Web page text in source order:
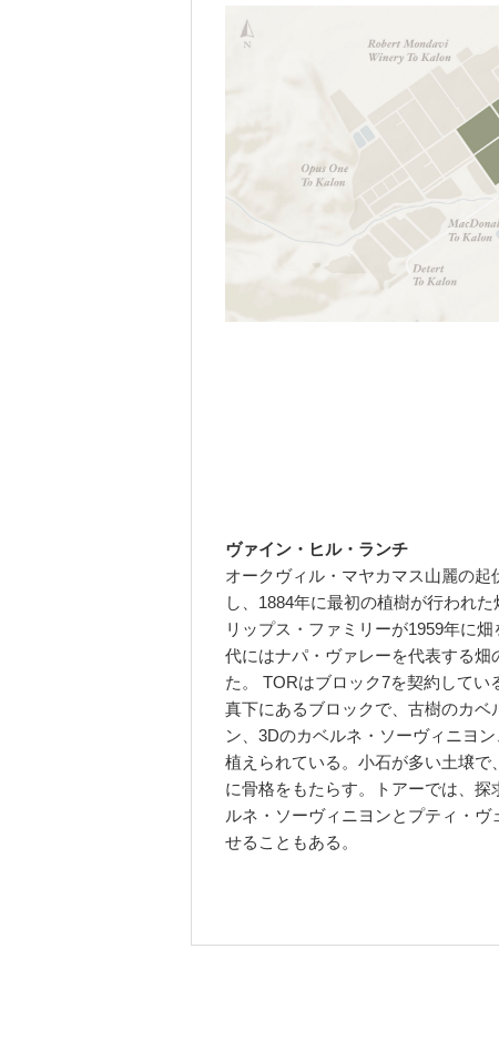
ヴァイン・ヒル・ランチ
オークヴィル・マヤカマス山麗の起
し、1884年に最初の植樹が行われ
リップス・ファミリーが1959年に
代にはナパ・ヴァレーを代表する畑
た。 TORはブロック7を契約してい
真下にあるブロックで、古樹のカベ
ン、3Dのカベルネ・ソーヴィニヨ
植えられている。小石が多い土壌で
に骨格をもたらす。トアーでは、探
ルネ・ソーヴィニヨンとプティ・ヴ
せることもある。